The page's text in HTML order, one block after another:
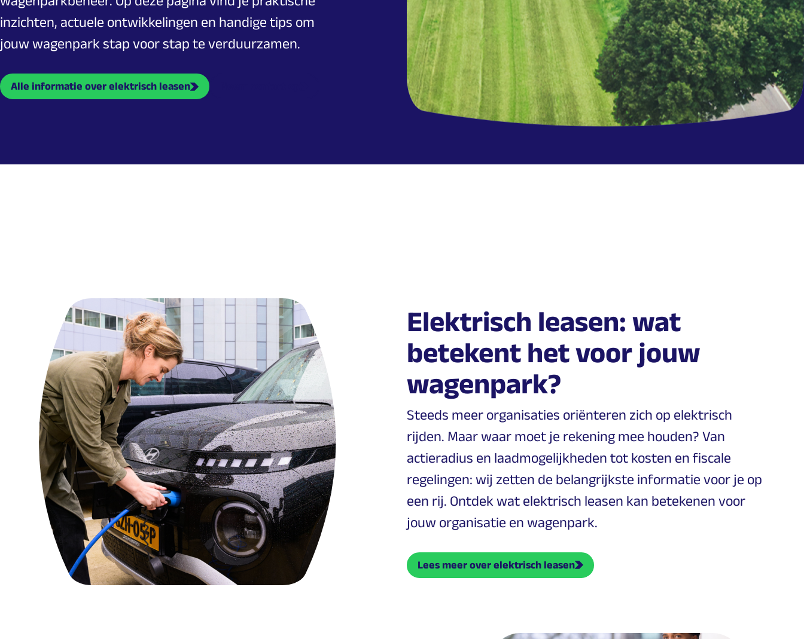
inzichten, actuele ontwikkelingen en handige tips om
jouw wagenpark stap voor stap te verduurzamen.
Alle informatie over elektrisch leasen
Elektrisch leasen: wat
betekent het voor jouw
wagenpark?
Steeds meer organisaties oriënteren zich op elektrisch
rijden. Maar waar moet je rekening mee houden? Van
actieradius en laadmogelijkheden tot kosten en fiscale
regelingen: wij zetten de belangrijkste informatie voor je op
een rij. Ontdek wat elektrisch leasen kan betekenen voor
jouw organisatie en wagenpark.
Lees meer over elektrisch leasen